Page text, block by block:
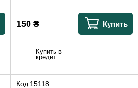
150 ₴ Купить
Купить в
кредит
Код 15118